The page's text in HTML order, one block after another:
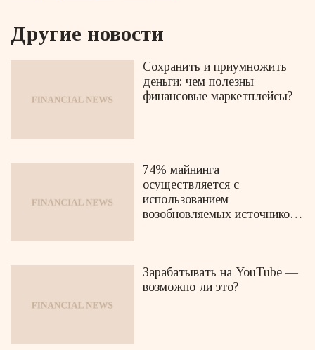
Другие новости
Сохранить и приумножить
деньги: чем полезны
финансовые маркетплейсы?
74% майнинга
осуществляется с
использованием
возобновляемых источников
Зарабатывать на YouTube —
возможно ли это?